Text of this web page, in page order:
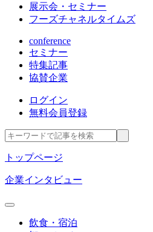
展示会・セミナー
フーズチャネルタイムズ
conference
セミナー
特集記事
協賛企業
ログイン
無料会員登録
トップページ
企業インタビュー
飲食・宿泊